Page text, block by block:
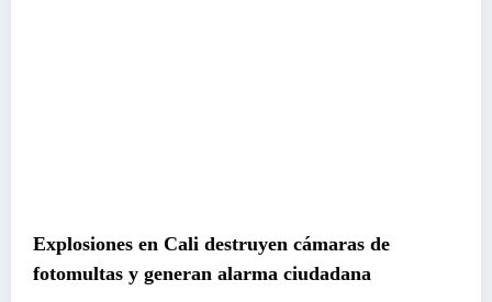
Explosiones en Cali destruyen cámaras de
fotomultas y generan alarma ciudadana